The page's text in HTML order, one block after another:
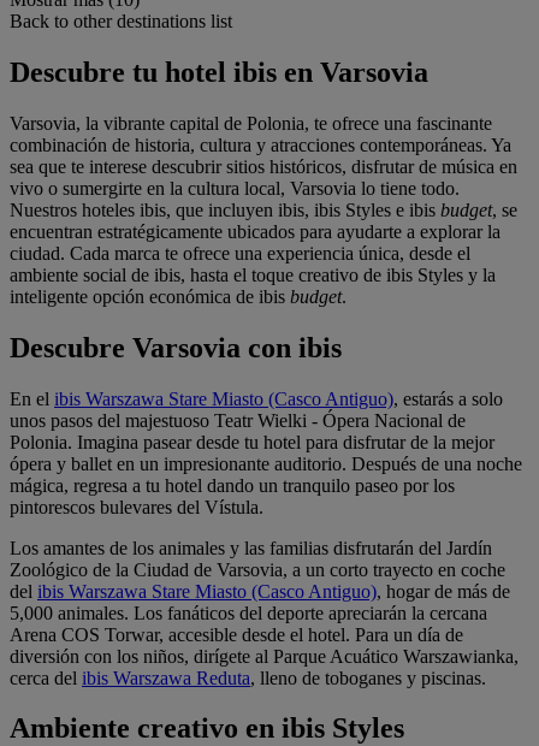
Back to other destinations list
Descubre tu hotel ibis en Varsovia
Varsovia, la vibrante capital de Polonia, te ofrece una fascinante
combinación de historia, cultura y atracciones contemporáneas. Ya
sea que te interese descubrir sitios históricos, disfrutar de música en
vivo o sumergirte en la cultura local, Varsovia lo tiene todo.
Nuestros hoteles ibis, que incluyen ibis, ibis Styles e ibis budget, se
encuentran estratégicamente ubicados para ayudarte a explorar la
ciudad. Cada marca te ofrece una experiencia única, desde el
ambiente social de ibis, hasta el toque creativo de ibis Styles y la
inteligente opción económica de ibis budget.
Descubre Varsovia con ibis
En el ibis Warszawa Stare Miasto (Casco Antiguo), estarás a solo
unos pasos del majestuoso Teatr Wielki - Ópera Nacional de
Polonia. Imagina pasear desde tu hotel para disfrutar de la mejor
ópera y ballet en un impresionante auditorio. Después de una noche
mágica, regresa a tu hotel dando un tranquilo paseo por los
pintorescos bulevares del Vístula.
Los amantes de los animales y las familias disfrutarán del Jardín
Zoológico de la Ciudad de Varsovia, a un corto trayecto en coche
del ibis Warszawa Stare Miasto (Casco Antiguo), hogar de más de
5,000 animales. Los fanáticos del deporte apreciarán la cercana
Arena COS Torwar, accesible desde el hotel. Para un día de
diversión con los niños, dirígete al Parque Acuático Warszawianka,
cerca del ibis Warszawa Reduta, lleno de toboganes y piscinas.
Ambiente creativo en ibis Styles